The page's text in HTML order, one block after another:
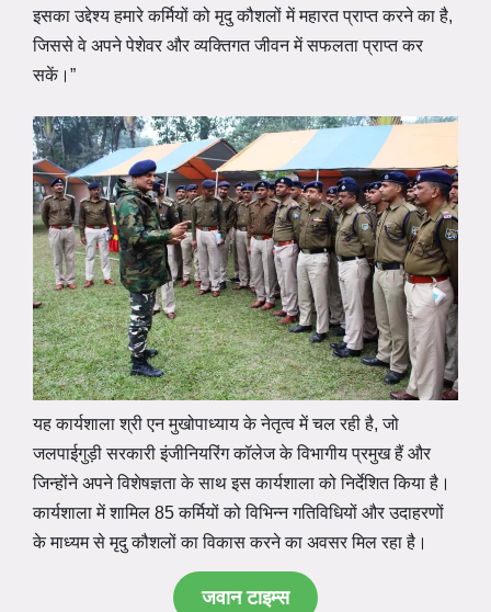
इसका उद्देश्य हमारे कर्मियों को मृदु कौशलों में महारत प्राप्त करने का है,
जिससे वे अपने पेशेवर और व्यक्तिगत जीवन में सफलता प्राप्त कर
सकें।”
यह कार्यशाला श्री एन मुखोपाध्याय के नेतृत्व में चल रही है, जो
जलपाईगुड़ी सरकारी इंजीनियरिंग कॉलेज के विभागीय प्रमुख हैं और
जिन्होंने अपने विशेषज्ञता के साथ इस कार्यशाला को निर्देशित किया है।
कार्यशाला में शामिल 85 कर्मियों को विभिन्न गतिविधियों और उदाहरणों
के माध्यम से मृदु कौशलों का विकास करने का अवसर मिल रहा है।
जवान टाइम्स